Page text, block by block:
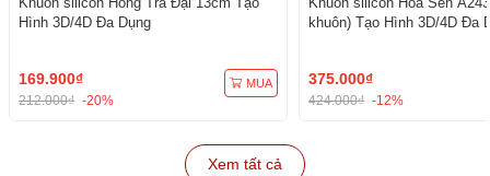
Hình 3D/4D Đa Dụng
169.900₫
212.000₫ -20%
MUA
khuôn) Tạo Hình 3D/4D Đa
375.000₫
424.000₫ -12%
Xem tất cả